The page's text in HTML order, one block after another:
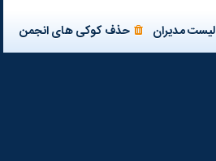
حذف کوکی های انجمن لیست مدیران